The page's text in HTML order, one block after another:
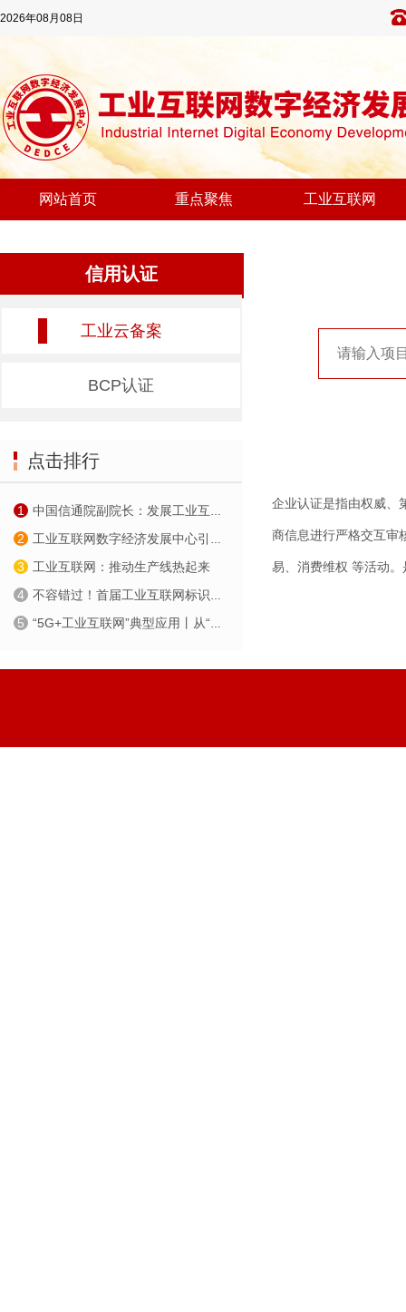
2026年08月08日
网站首页 重点聚焦 工业互联网
信用认证
工业云备案
BCP认证
点击排行
1
中国信通院副院长：发展工业互联网需要长期不懈努力
2
工业互联网数字经济发展中心引领新发展
3
工业互联网：推动生产线热起来
4 不容错过！首届工业互联网标识生态大会即将在京开幕
5
“5G+工业互联网”典型应用丨从“制造”走向“智造” 探访中天科技智慧工厂
企业认证是指由权威、
商信息进行严格交互审
易、消费维权 等活动。